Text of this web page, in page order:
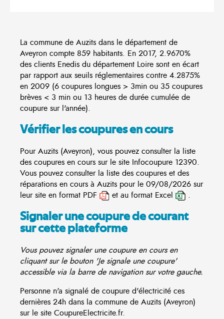
La commune de Auzits dans le département de
Aveyron compte 859 habitants. En 2017, 2.9670%
des clients Enedis du département Loire sont en écart
par rapport aux seuils réglementaires contre 4.2875%
en 2009 (6 coupures longues > 3min ou 35 coupures
brèves < 3 min ou 13 heures de durée cumulée de
coupure sur l'année).
Vérifier les coupures en cours
Pour Auzits (Aveyron), vous pouvez consulter la liste
des coupures en cours sur le site Infocoupure 12390.
Vous pouvez consulter la liste des coupures et des
réparations en cours à Auzits pour le 09/08/2026 sur
leur site en format PDF
et au format Excel .
Signaler une coupure de courant
sur cette plateforme
Vous pouvez signaler une coupure en cours en
cliquant sur le bouton 'Je signale une coupure'
accessible via la barre de navigation sur votre gauche.
Personne n'a signalé de coupure d'électricité ces
dernières 24h dans la commune de Auzits (Aveyron)
sur le site CoupureElectricite.fr.